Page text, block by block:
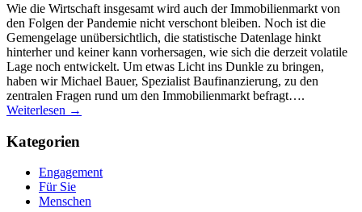
Wie die Wirtschaft insgesamt wird auch der Immobilienmarkt von
den Folgen der Pandemie nicht verschont bleiben. Noch ist die
Gemengelage unübersichtlich, die statistische Datenlage hinkt
hinterher und keiner kann vorhersagen, wie sich die derzeit volatile
Lage noch entwickelt. Um etwas Licht ins Dunkle zu bringen,
haben wir Michael Bauer, Spezialist Baufinanzierung, zu den
zentralen Fragen rund um den Immobilienmarkt befragt….
Weiterlesen →
Kategorien
Engagement
Für Sie
Menschen